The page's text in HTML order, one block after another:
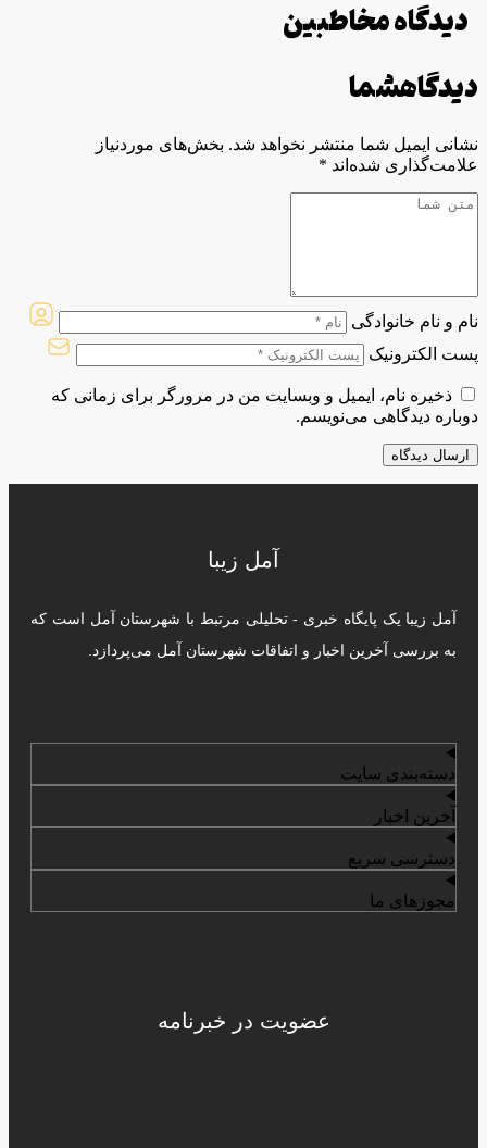
دیدگاه مخاطبین
دیدگاهشما
نشانی ایمیل شما منتشر نخواهد شد. بخش‌های موردنیاز
علامت‌گذاری شده‌اند *
نام و نام خانوادگی
پست الکترونیک
ذخیره نام، ایمیل و وبسایت من در مرورگر برای زمانی که
دوباره دیدگاهی می‌نویسم.
آمل زیبا
آمل زیبا یک پایگاه خبری - تحلیلی مرتبط با شهرستان آمل است که
به بررسی آخرین اخبار و اتفاقات شهرستان آمل می‌پردازد.
دسته‌بندی سایت
آخرین اخبار
دسترسی سریع
مجوزهای ما
عضویت در خبرنامه